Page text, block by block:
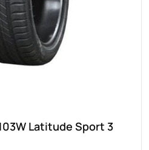
Latitude Sport 3